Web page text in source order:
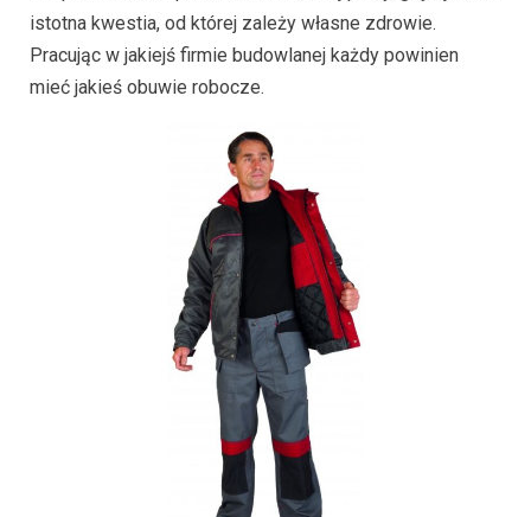
istotna kwestia, od której zależy własne zdrowie.
Pracując w jakiejś firmie budowlanej każdy powinien
mieć jakieś obuwie robocze.